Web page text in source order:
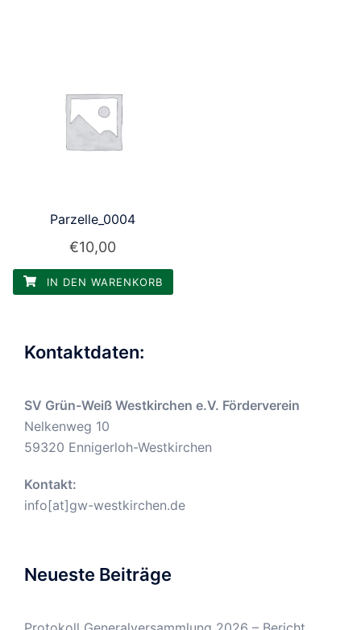
Parzelle_0004
€10,00
IN DEN WARENKORB
Kontaktdaten:
SV Grün-Weiß Westkirchen e.V. Förderverein
Nelkenweg 10
59320 Ennigerloh-Westkirchen
Kontakt:
info[at]gw-westkirchen.de
Neueste Beiträge